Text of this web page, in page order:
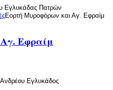
Εορτή Μυροφόρων και Αγ. Εφραίμ
Εφραίμ
Εγλυκάδος